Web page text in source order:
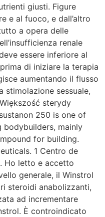
giusti. Figure
e al fuoco, e dall’altro
a opera delle
renale
essere inferiore al
di iniziare la terapia
aumentando il flusso
stimolazione sessuale,
sterydy
250 is one of
bodybuilders, mainly
for building.
1 Centro de
Ho letto e accetto
generale, il Winstrol
steroidi anabolizzanti,
ad incrementare
È controindicato